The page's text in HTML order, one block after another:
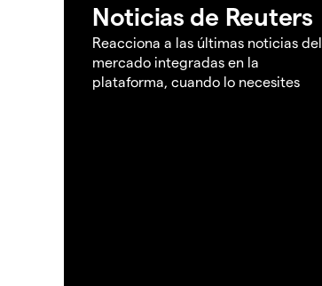
Noticias de Reuters
Reacciona a las últimas noticias del
mercado integradas en la
plataforma, cuando lo necesites